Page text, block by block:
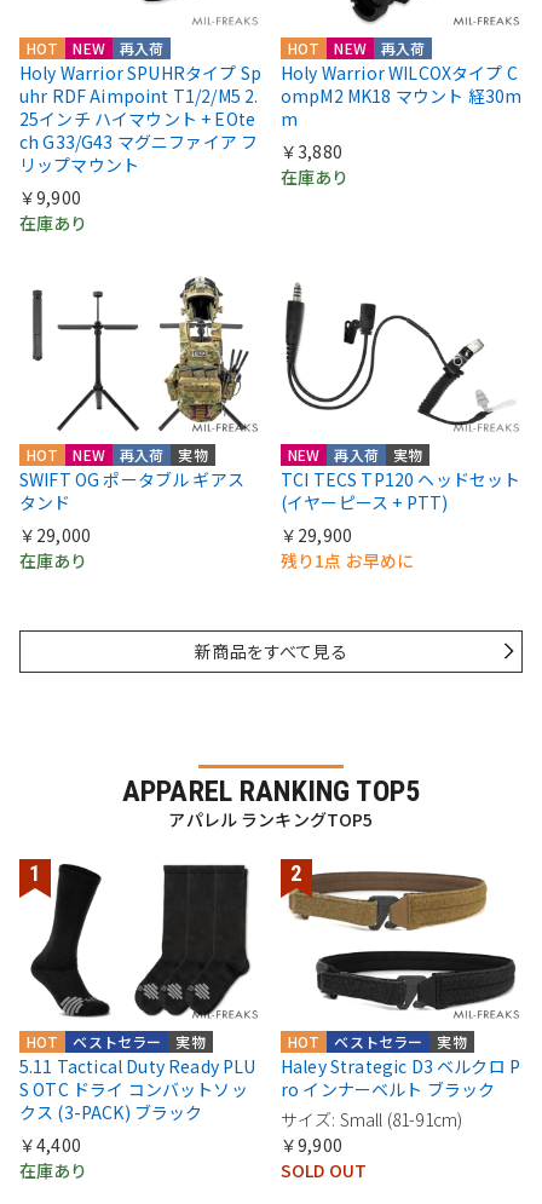
HOT NEW 再入荷
Holy Warrior SPUHRタイプ Sp
uhr RDF Aimpoint T1/2/M5 2.
25インチ ハイマウント + EOte
ch G33/G43 マグニファイア フ
リップマウント
￥9,900
在庫あり
HOT NEW 再入荷
Holy Warrior WILCOXタイプ C
ompM2 MK18 マウント 経30m
m
￥3,880
在庫あり
HOT NEW 再入荷 実物
SWIFT OG ポータブル ギアス
タンド
￥29,000
在庫あり
NEW 再入荷 実物
TCI TECS TP120 ヘッドセット
(イヤーピース + PTT)
￥29,900
残り1点 お早めに
新商品をすべて見る
APPAREL RANKING TOP5
アパレル ランキングTOP5
実物
ベストセラー
HOT
5.11 Tactical Duty Ready PLU
S OTC ドライ コンバットソッ
クス (3-PACK) ブラック
￥4,400
在庫あり
実物
ベストセラー
HOT
Haley Strategic D3 ベルクロ P
ro インナーベルト ブラック
サイズ: Small (81-91cm)
￥9,900
SOLD OUT